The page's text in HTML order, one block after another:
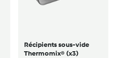
Récipients sous-vide
Thermomix® (x3)